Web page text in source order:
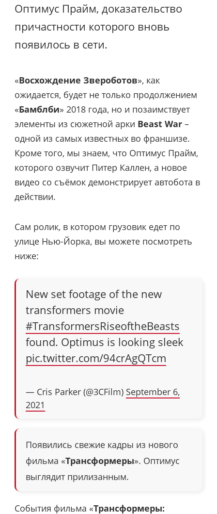
Оптимус Прайм, доказательство
причастности которого вновь
появилось в сети.
«Восхождение Звероботов», как
ожидается, будет не только продолжением
«Бамблби» 2018 года, но и позаимствует
элементы из сюжетной арки Beast War –
одной из самых известных во франшизе.
Кроме того, мы знаем, что Оптимус Прайм,
которого озвучит Питер Каллен, а новое
видео со съёмок демонстрирует автобота в
действии.
Сам ролик, в котором грузовик едет по
улице Нью-Йорка, вы можете посмотреть
ниже:
New set footage of the new
transformers movie
#TransformersRiseoftheBeasts
found. Optimus is looking sleek
pic.twitter.com/94crAgQTcm
— Cris Parker (@3CFilm) September 6,
2021
Появились свежие кадры из нового
фильма «Трансформеры». Оптимус
выглядит прилизанным.
События фильма «Трансформеры: